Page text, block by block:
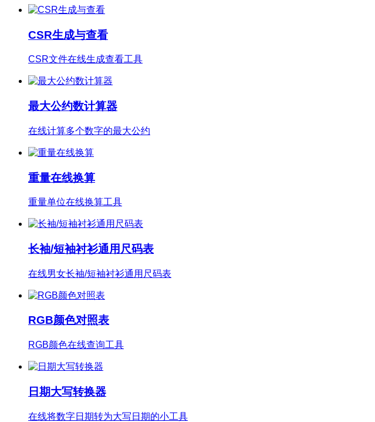
CSR生成与查看
CSR文件在线生成查看工具
最大公约数计算器
在线计算多个数字的最大公约
重量在线换算
重量单位在线换算工具
长袖/短袖衬衫通用尺码表
在线男女长袖/短袖衬衫通用尺码表
RGB颜色对照表
RGB颜色在线查询工具
日期大写转换器
在线将数字日期转为大写日期的小工具